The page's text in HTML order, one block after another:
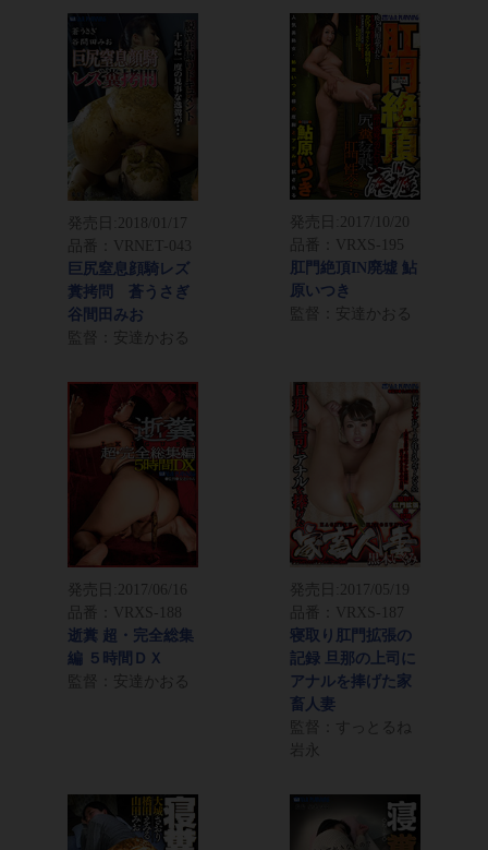
発売日:
2018/01/17
品番：VRNET-043
巨尻窒息顔騎レズ
糞拷問 蒼うさぎ
谷間田みお
監督：安達かおる
発売日:
2017/10/20
品番：VRXS-195
肛門絶頂IN廃墟 鮎
原いつき
監督：安達かおる
発売日:
2017/06/16
品番：VRXS-188
逝糞 超・完全総集
編 ５時間ＤＸ
監督：安達かおる
発売日: 2017/05/19
品番：VRXS-187
寝取り肛門拡張の
記録 旦那の上司に
アナルを捧げた家
畜人妻
監督：すっとるね
岩永